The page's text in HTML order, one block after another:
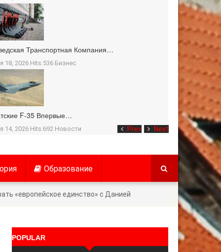
Prev Next
Транспортная Компания…
18, 2026 Hits:536 Бизнес
F-35 Впервые…
14, 2026 Hits:692 Новости
Образование
«европейское единство» с Данией
POPULAR